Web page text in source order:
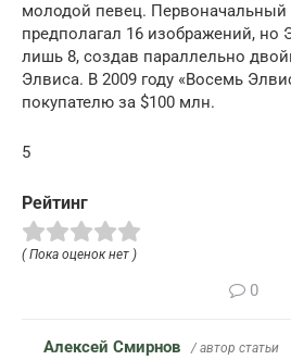
молодой певец. Первоначальный
предполагал 16 изображений, но
лишь 8, создав параллельно
Элвиса. В 2009 году «Восемь
покупателю за $100 млн.
5
Рейтинг
( Пока оценок нет )
0
Алексей Смирнов / автор статьи